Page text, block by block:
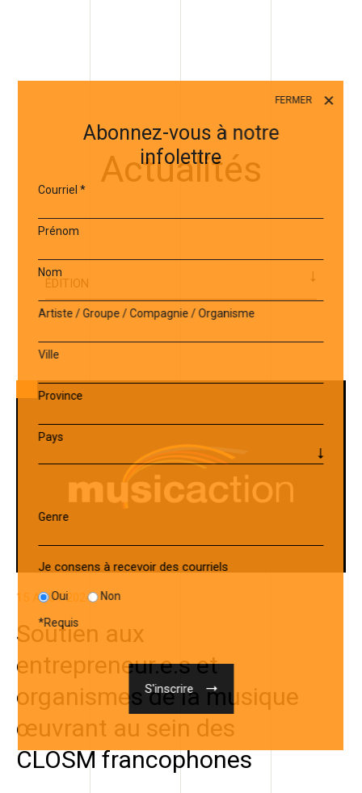
Actualités
15 AOÛT 2024
Soutien aux
entrepreneur.e.s et
organismes de la musique
œuvrant au sein des
CLOSM francophones
FERMER
Abonnez-vous à notre
infolettre
Courriel*
Prénom
Nom
Artiste / Groupe / Compagnie / Organisme
Ville
Province
Pays
Genre
Je consens à recevoir des courriels
Oui Non
*Requis